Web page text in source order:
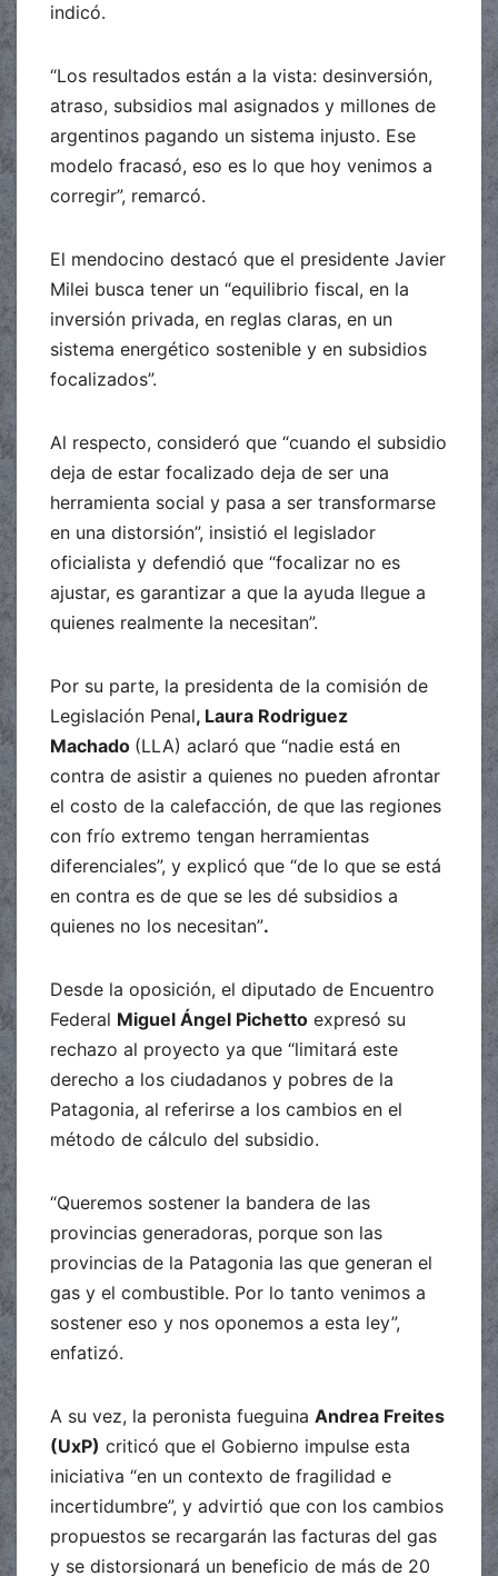
indicó.
“Los resultados están a la vista: desinversión,
atraso, subsidios mal asignados y millones de
argentinos pagando un sistema injusto. Ese
modelo fracasó, eso es lo que hoy venimos a
corregir”, remarcó.
El mendocino destacó que el presidente Javier
Milei busca tener un “equilibrio fiscal, en la
inversión privada, en reglas claras, en un
sistema energético sostenible y en subsidios
focalizados”.
Al respecto, consideró que “cuando el subsidio
deja de estar focalizado deja de ser una
herramienta social y pasa a ser transformarse
en una distorsión”, insistió el legislador
oficialista y defendió que “focalizar no es
ajustar, es garantizar a que la ayuda llegue a
quienes realmente la necesitan”.
Por su parte, la presidenta de la comisión de
Legislación Penal, Laura Rodriguez
Machado (LLA) aclaró que “nadie está en
contra de asistir a quienes no pueden afrontar
el costo de la calefacción, de que las regiones
con frío extremo tengan herramientas
diferenciales”, y explicó que “de lo que se está
en contra es de que se les dé subsidios a
quienes no los necesitan”.
Desde la oposición, el diputado de Encuentro
Federal Miguel Ángel Pichetto expresó su
rechazo al proyecto ya que “limitará este
derecho a los ciudadanos y pobres de la
Patagonia, al referirse a los cambios en el
método de cálculo del subsidio.
“Queremos sostener la bandera de las
provincias generadoras, porque son las
provincias de la Patagonia las que generan el
gas y el combustible. Por lo tanto venimos a
sostener eso y nos oponemos a esta ley”,
enfatizó.
A su vez, la peronista fueguina Andrea Freites
(UxP) criticó que el Gobierno impulse esta
iniciativa “en un contexto de fragilidad e
incertidumbre”, y advirtió que con los cambios
propuestos se recargarán las facturas del gas
y se distorsionará un beneficio de más de 20